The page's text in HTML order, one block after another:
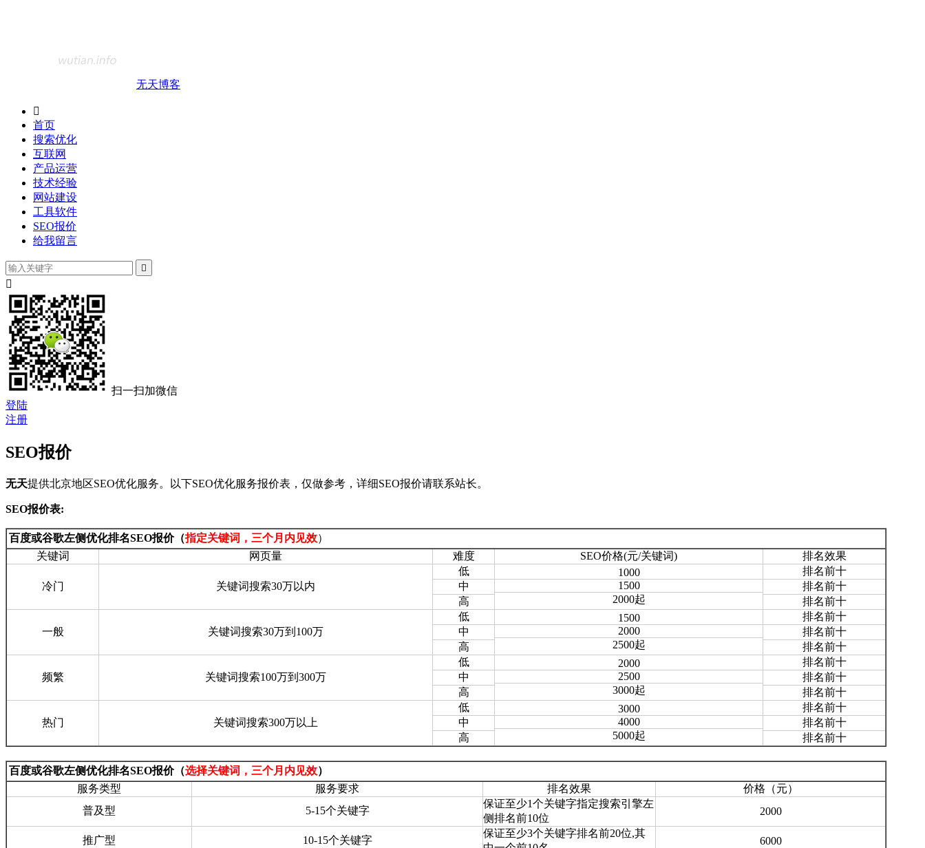
无天博客

首页
搜索优化
互联网
产品运营
技术经验
网站建设
工具软件
SEO报价
给我留言


扫一扫加微信
登陆
注册
SEO报价
无天提供北京地区SEO优化服务。以下SEO优化服务报价表，仅做参考，详细SEO报价请联系站长。
SEO报价表:
百度或谷歌左侧优化排名SEO报价（指定关键词，三个月内见效）
关键词
网页量 难度 SEO价格(元/关键词) 排名效果
冷门 关键词搜索30万以内
低
中
高
1000
1500
2000起
排名前十
排名前十
排名前十
一般 关键词搜索30万到100万
低
中
高
1500
2000
2500起
排名前十
排名前十
排名前十
频繁 关键词搜索100万到300万
低
中
高
2000
2500
3000起
排名前十
排名前十
排名前十
热门 关键词搜索300万以上
低
中
高
3000
4000
5000起
排名前十
排名前十
排名前十
百度或谷歌左侧优化排名SEO报价（选择关键词，三个月内见效）
服务类型
服务要求 排名效果
价格（元）
普及型
5-15个关键字
保证至少1个关键字指定搜索引擎左
侧排名前10位
2000
推广型 10-15个关键字
保证至少3个关键字排名前20位,其
6000